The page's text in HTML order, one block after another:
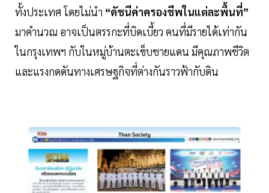
ทั้งประเทศ โดยไม่นำ “ดัชนีค่าครองชีพในแต่ละพื้นที่”
มาคำนวณ อาจเป็นตรรกะที่บิดเบี้ยว คนที่มีรายได้เท่ากัน
ในกรุงเทพฯ กับในหมู่บ้านตะเข็บชายแดน มีคุณภาพชีวิต
และแรงกดดันทางเศรษฐกิจที่ต่างกันราวฟ้ากับดิน